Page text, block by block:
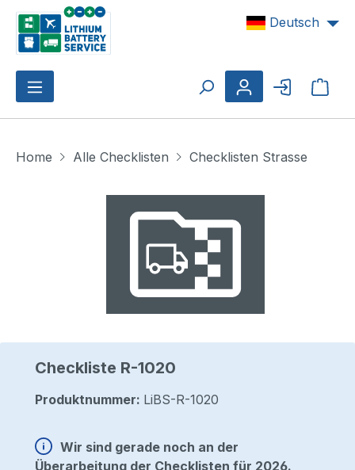
Zum Hauptinhalt springen Deutsch
Home Alle Checklisten
Checklisten Strasse
Checkliste R-1020
Produktnummer: LiBS-R-1020
Wir sind gerade noch an der
Überarbeitung der Checklisten für 2026.